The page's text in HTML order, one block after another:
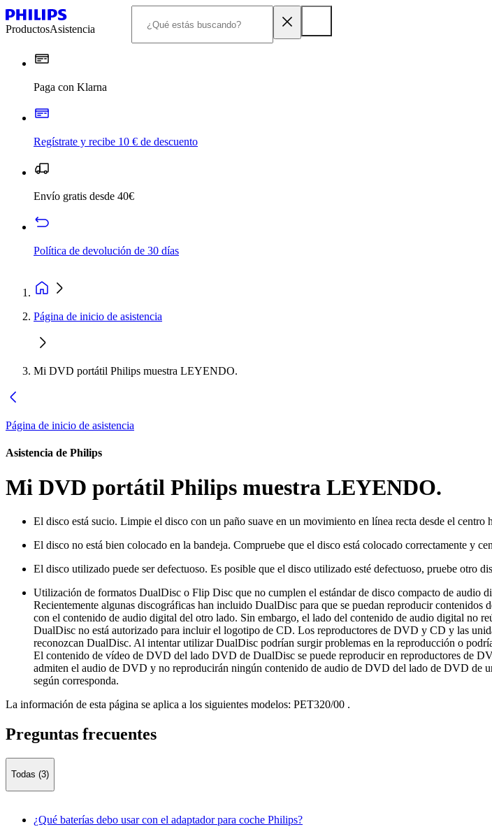
ProductosAsistencia
Paga con Klarna
Regístrate y recibe 10 € de descuento
Envío gratis desde 40€
Política de devolución de 30 días
Página de inicio de asistencia
Mi DVD portátil Philips muestra LEYENDO.
Página de inicio de asistencia
Asistencia de Philips
Mi DVD portátil Philips muestra LEYENDO.
El disco está sucio. Limpie el disco con un paño suave en un movimiento en línea recta desde el centro
El disco no está bien colocado en la bandeja. Compruebe que el disco está colocado correctamente y
El disco utilizado puede ser defectuoso. Es posible que el disco utilizado esté defectuoso, pruebe otro
Utilización de formatos DualDisc o Flip Disc que no cumplen el estándar de disco compacto de audio
Recientemente algunas discográficas han incluido DualDisc para que se puedan reproducir
con el contenido de audio digital del otro lado. Sin embargo, el lado del contenido de audio digital no
DualDisc no está autorizado para incluir el logotipo de CD. Los reproductores de DVD y CD y las
reconozcan DualDisc. Al intentar utilizar DualDisc podrían surgir problemas en la reproducción o
El contenido de vídeo de DVD del lado DVD de DualDisc se puede reproducir en reproductores de
admiten el audio de DVD y no reproducirán ningún contenido de audio de DVD del lado de DVD de
según corresponda.
La información de esta página se aplica a los siguientes modelos: PET320/00 .
Preguntas frecuentes
Todas (3)
¿Qué baterías debo usar con el adaptador para coche Philips?